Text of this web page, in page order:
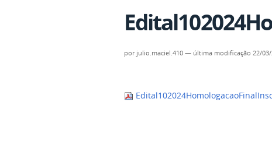
por julio.maciel.410— última modificação 22/